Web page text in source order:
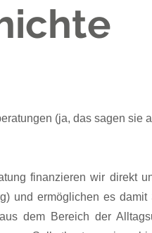
(ja, das sagen sie
finanzieren wir direkt
) und ermöglichen es damit
dem Bereich der